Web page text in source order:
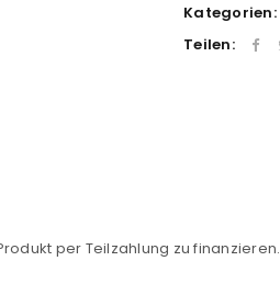
E-Mail-Adresse*
Kategorien:
Teilen:
per Teilzahlung zu